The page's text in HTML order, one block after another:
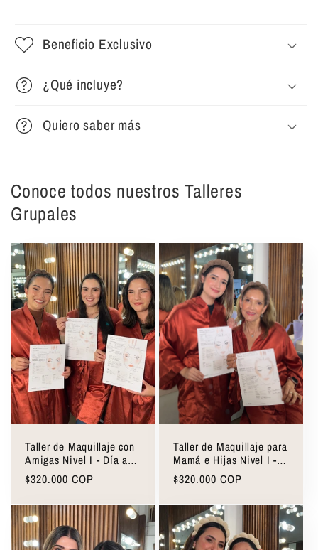
Beneficio Exclusivo
¿Qué incluye?
Quiero saber más
Conoce todos nuestros Talleres
Grupales
Taller de Maquillaje con
Amigas Nivel I - Día a
Día
Precio
$320.000 COP
Taller de Maquillaje para
Mamá e Hijas Nivel I -
Día a Día
Precio
$320.000 COP